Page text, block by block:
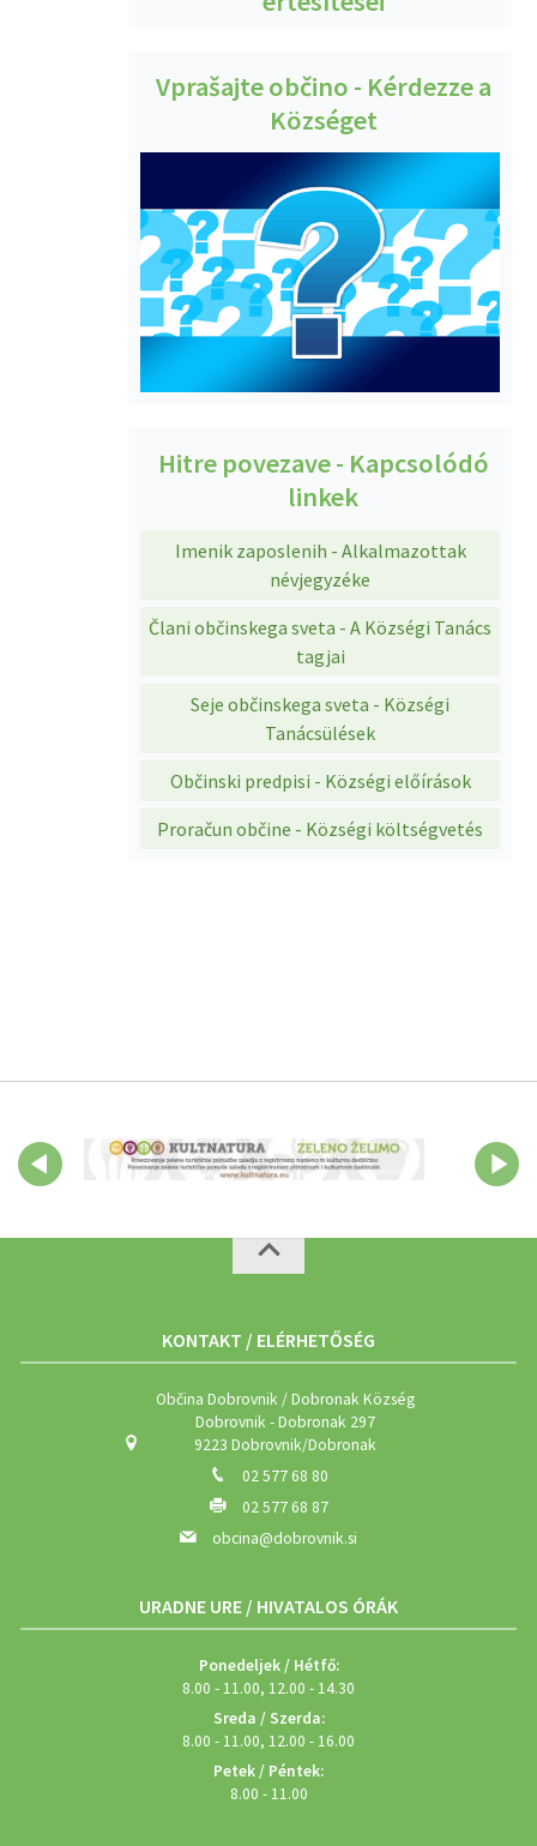
Vprašajte občino - Kérdezze a
Községet
Hitre povezave - Kapcsolódó
linkek
Imenik zaposlenih - Alkalmazottak
névjegyzéke
Člani občinskega sveta - A Községi Tanács
tagjai
Seje občinskega sveta - Községi
Tanácsülések
Občinski predpisi - Községi előírások
Proračun občine - Községi költségvetés
KONTAKT / ELÉRHETŐSÉG
Občina Dobrovnik / Dobronak Község
Dobrovnik - Dobronak 297
9223 Dobrovnik/Dobronak
02 577 68 80
02 577 68 87
obcina@dobrovnik.si
URADNE URE / HIVATALOS ÓRÁK
Ponedeljek / Hétfő:
8.00 - 11.00, 12.00 - 14.30
Sreda / Szerda:
8.00 - 11.00, 12.00 - 16.00
Petek / Péntek:
8.00 - 11.00